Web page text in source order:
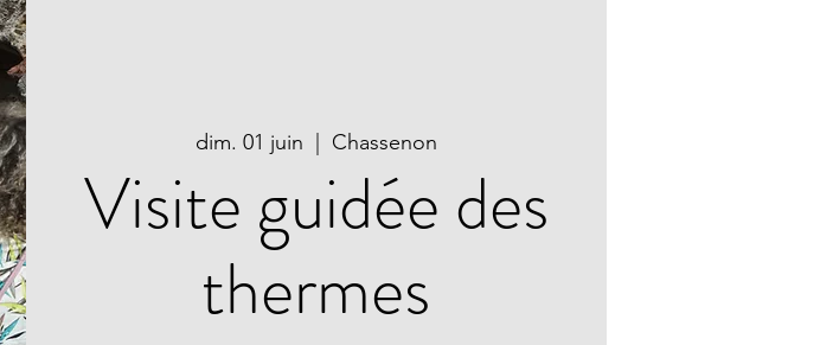
dim. 01 juin
  |
Chassenon
Visite guidée des
thermes